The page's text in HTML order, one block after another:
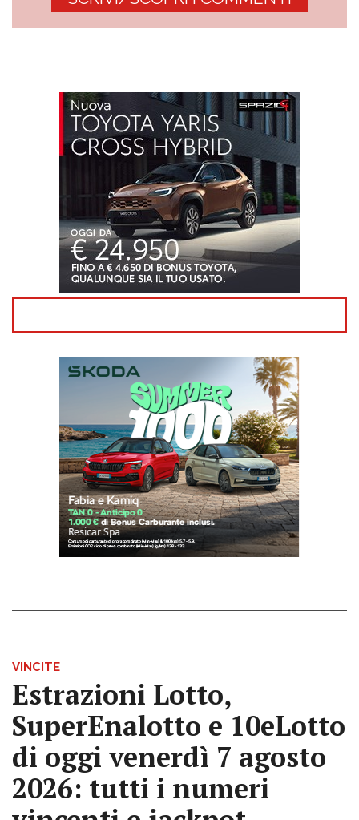
VINCITE
Estrazioni Lotto,
SuperEnalotto e 10eLotto
di oggi venerdì 7 agosto
2026: tutti i numeri